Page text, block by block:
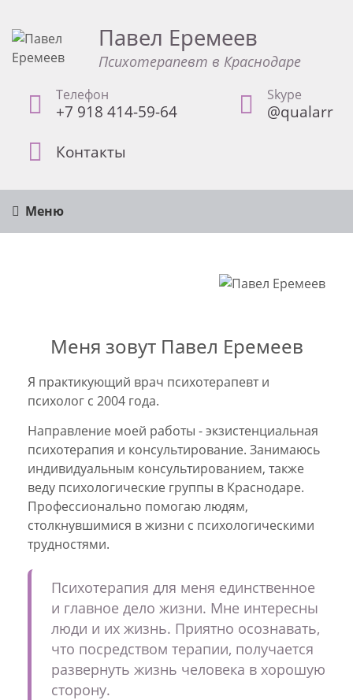
Павел Еремеев
Психотерапевт в Краснодаре
Телефон
+7 918 414-59-64
Skype
@qualarr
Контакты
Меню
Меня зовут Павел Еремеев
Я практикующий врач психотерапевт и
психолог с 2004 года.
Направление моей работы - экзистенциальная
психотерапия и консультирование. Занимаюсь
индивидуальным консультированием, также
веду психологические группы в Краснодаре.
Профессионально помогаю людям,
столкнувшимися в жизни с психологическими
трудностями.
Психотерапия для меня единственное
и главное дело жизни. Мне интересны
люди и их жизнь. Приятно осознавать,
что посредством терапии, получается
развернуть жизнь человека в хорошую
сторону.